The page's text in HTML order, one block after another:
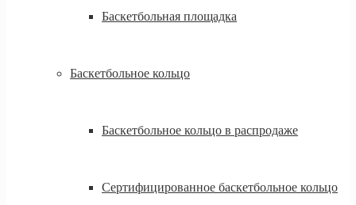
Баскетбольная площадка
Баскетбольное кольцо
Баскетбольное кольцо в распродаже
Сертифицированное баскетбольное кольцо